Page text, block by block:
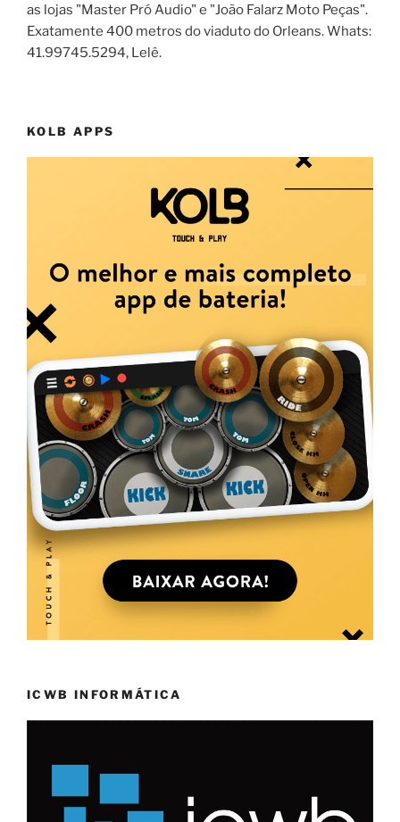
as lojas "Master Pró Audio" e "João Falarz Moto Peças".
Exatamente 400 metros do viaduto do Orleans. Whats:
41.99745.5294, Lelê.
KOLB APPS
ICWB INFORMÁTICA